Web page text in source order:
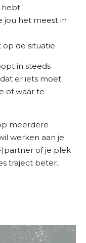
hebt
jou het meest in
op de situatie
in steeds
er iets moet
of waar te
meerdere
werken aan je
of je plek
traject beter.